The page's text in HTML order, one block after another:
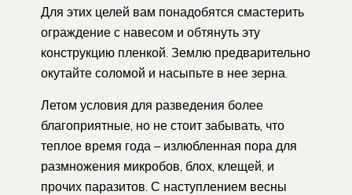
Для этих целей вам понадобятся смастерить
ограждение с навесом и обтянуть эту
конструкцию пленкой. Землю предварительно
окутайте соломой и насыпьте в нее зерна.
Летом условия для разведения более
благоприятные, но не стоит забывать, что
теплое время года – излюбленная пора для
размножения микробов, блох, клещей, и
прочих паразитов. С наступлением весны